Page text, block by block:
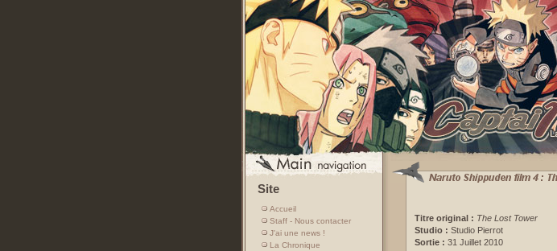
Site
Accueil
Staff - Nous contacter
J'ai une news !
La Chronique
Titre original : The Lost Tower
Studio : Studio Pierrot
Sortie : 31 Juillet 2010